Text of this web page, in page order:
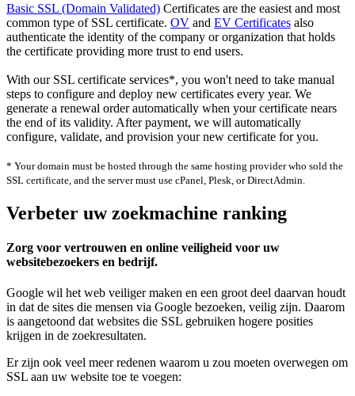
Basic SSL (Domain Validated) Certificates are the easiest and most
common type of SSL certificate. OV and EV Certificates also
authenticate the identity of the company or organization that holds
the certificate providing more trust to end users.
With our SSL certificate services*, you won't need to take manual
steps to configure and deploy new certificates every year. We
generate a renewal order automatically when your certificate nears
the end of its validity. After payment, we will automatically
configure, validate, and provision your new certificate for you.
* Your domain must be hosted through the same hosting provider who sold the
SSL certificate, and the server must use cPanel, Plesk, or DirectAdmin.
Verbeter uw zoekmachine ranking
Zorg voor vertrouwen en online veiligheid voor uw
websitebezoekers en bedrijf.
Google wil het web veiliger maken en een groot deel daarvan houdt
in dat de sites die mensen via Google bezoeken, veilig zijn. Daarom
is aangetoond dat websites die SSL gebruiken hogere posities
krijgen in de zoekresultaten.
Er zijn ook veel meer redenen waarom u zou moeten overwegen om
SSL aan uw website toe te voegen: